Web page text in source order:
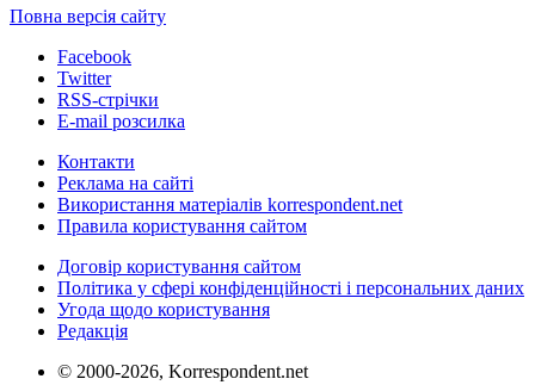
Повна версія сайту
Facebook
Twitter
RSS-стрічки
E-mail розсилка
Контакти
Реклама на сайті
Використання матеріалів korrespondent.net
Правила користування сайтом
Договір користування сайтом
Політика у сфері конфіденційності і персональних даних
Угода щодо користування
Редакція
© 2000-2026, Korrespondent.net